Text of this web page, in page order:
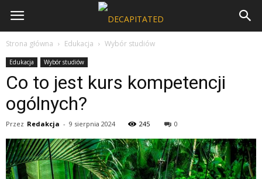
Strona główna Edukacja Wybór studiów
Edukacja Wybór studiów
Co to jest kurs kompetencji
ogólnych?
Przez Redakcja - 9 sierpnia 2024 245 0